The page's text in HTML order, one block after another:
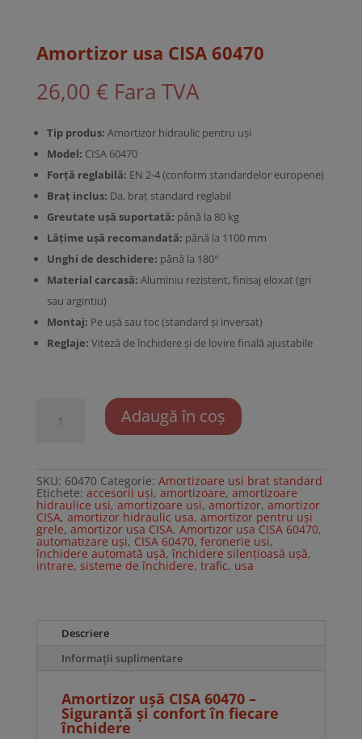
Amortizor usa CISA 60470
26,00 € Fara TVA
Tip produs: Amortizor hidraulic pentru uși
Model: CISA 60470
Forță reglabilă: EN 2-4 (conform standardelor europene)
Braț inclus: Da, braț standard reglabil
Greutate ușă suportată: până la 80 kg
Lățime ușă recomandată: până la 1100 mm
Unghi de deschidere: până la 180°
Material carcasă: Aluminiu rezistent, finisaj eloxat (gri
sau argintiu)
Montaj: Pe ușă sau toc (standard și inversat)
Reglaje: Viteză de închidere și de lovire finală ajustabile
Amortizor
Adaugă în coș
SKU: 60470 Categorie: Amortizoare usi brat standard
Etichete: accesorii uși, amortizoare, amortizoare
hidraulice usi, amortizoare usi, amortizor, amortizor
CISA, amortizor hidraulic usa, amortizor pentru uși
grele, amortizor usa CISA, Amortizor usa CISA 60470,
automatizare uși, CISA 60470, feronerie usi,
închidere automată ușă, închidere silențioasă ușă,
intrare, sisteme de închidere, trafic, usa
Descriere
Informații suplimentare
Amortizor ușă CISA 60470 –
Siguranță și confort în fiecare
închidere